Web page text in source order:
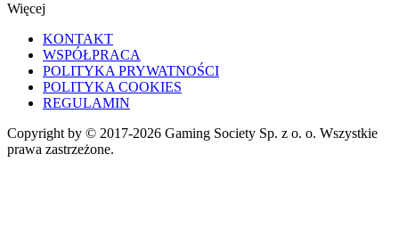
Więcej
KONTAKT
WSPÓŁPRACA
POLITYKA PRYWATNOŚCI
POLITYKA COOKIES
REGULAMIN
Copyright by © 2017-2026 Gaming Society Sp. z o. o. Wszystkie
prawa zastrzeżone.